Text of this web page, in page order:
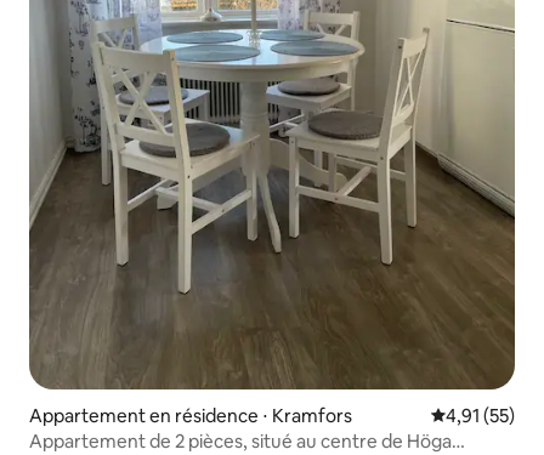
Appartement en résidence ⋅ Kramfors Évaluation
4,91 (55)
Appartement de 2 pièces, situé au centre de Höga